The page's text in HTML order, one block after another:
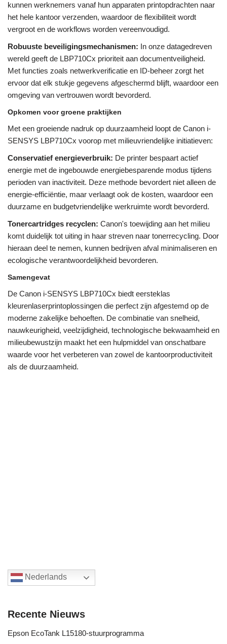
kunnen werknemers vanaf hun apparaten printopdrachten naar
het hele kantoor verzenden, waardoor de flexibiliteit wordt
vergroot en de workflows worden vereenvoudigd.
Robuuste beveiligingsmechanismen: In onze datagedreven
wereld geeft de LBP710Cx prioriteit aan documentveiligheid.
Met functies zoals netwerkverificatie en ID-beheer zorgt het
ervoor dat elk stukje gegevens afgeschermd blijft, waardoor een
omgeving van vertrouwen wordt bevorderd.
Opkomen voor groene praktijken
Met een groeiende nadruk op duurzaamheid loopt de Canon i-
SENSYS LBP710Cx voorop met milieuvriendelijke initiatieven:
Conservatief energieverbruik: De printer bespaart actief
energie met de ingebouwde energiebesparende modus tijdens
perioden van inactiviteit. Deze methode bevordert niet alleen de
energie-efficiëntie, maar verlaagt ook de kosten, waardoor een
duurzame en budgetvriendelijke werkruimte wordt bevorderd.
Tonercartridges recyclen: Canon's toewijding aan het milieu
komt duidelijk tot uiting in haar streven naar tonerrecycling. Door
hieraan deel te nemen, kunnen bedrijven afval minimaliseren en
ecologische verantwoordelijkheid bevorderen.
Samengevat
De Canon i-SENSYS LBP710Cx biedt eersteklas
kleurenlaserprintoplossingen die perfect zijn afgestemd op de
moderne zakelijke behoeften. De combinatie van snelheid,
nauwkeurigheid, veelzijdigheid, technologische bekwaamheid en
milieubewustzijn maakt het een hulpmiddel van onschatbare
waarde voor het verbeteren van zowel de kantoorproductiviteit
als de duurzaamheid.
Nederlands
Recente Nieuws
Epson EcoTank L15180-stuurprogramma